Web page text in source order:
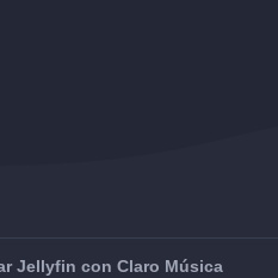
Jellyfin con Claro Música